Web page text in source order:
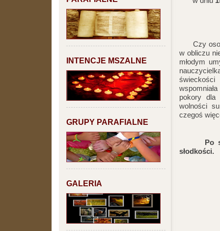
INTENCJE MSZALNE
GRUPY PARAFIALNE
GALERIA
Czy
w obliczu
młodym
pokory dla
wolności
czegoś
Po
słodkości.